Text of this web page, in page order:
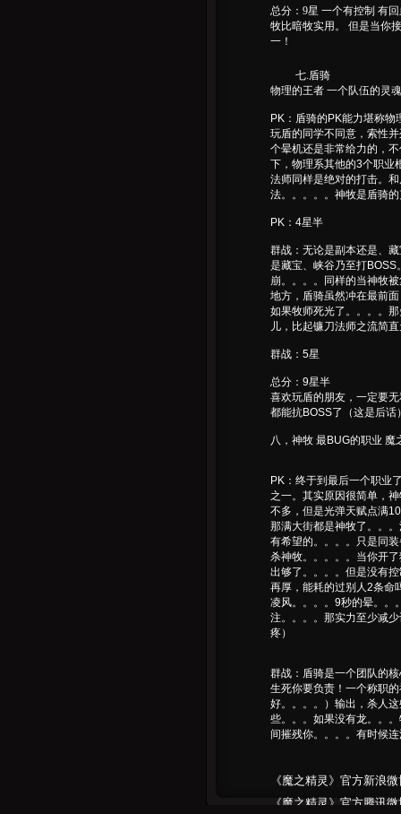
总分：9星 一个有控制 有
牧比暗牧实用。 但是当你
一！
七.盾骑
物理的王者 一个队伍的灵魂
PK：盾骑的PK能力堪称
玩盾的同学不同意，索性
个晕机还是非常给力的，
下，物理系其他的3个职业
法师同样是绝对的打击。
法。。。。。神牧是盾骑
PK：4星半
群战：无论是副本还是、
是藏宝、峡谷乃至打
崩。。。。同样的当神牧
地方，盾骑虽然冲在最前
如果牧师死光了。。。。
儿，比起镰刀法师之流简
群战：5星
总分：9星半
喜欢玩盾的朋友，一定要
都能抗BOSS了（这是后
八，神牧 最BUG的职业 魔
PK：终于到最后一个职业
之一。其实原因很简单，
不多，但是光弹天赋点满
那满大街都是神牧了。。
有希望的。。。。只是同
杀神牧。。。。。当你开
出够了。。。。但是没有
再厚，能耗的过别人2条命
凌风。。。。9秒的晕。。
注。。。。那实力至少减
疼）
群战：盾骑是一个团队的
生死你要负责！一个称职
好。。。。）输出，杀人
些。。。如果没有龙。。
间摧残你。。。。有时候
《魔之精灵》官方新浪
《魔之精灵》官方腾讯